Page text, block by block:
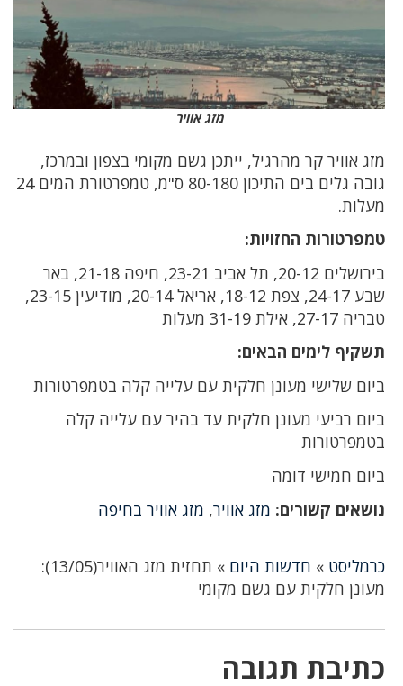
מזג אוויר
מזג אוויר קר מהרגיל, ייתכן גשם מקומי בצפון ובמרכז,
גובה גלים בים התיכון 80-180 ס"מ, טמפרטורת המים 24
מעלות.
טמפרטורות החזויות:
בירושלים 20-12, תל אביב 23-21, חיפה 21-18, באר
שבע 24-17, צפת 18-12, אריאל 20-14, מודיעין 23-15,
טבריה 27-17, אילת 31-19 מעלות
תשקיף לימים הבאים:
ביום שלישי מעונן חלקית עם עלייה קלה בטמפרטורות
ביום רביעי מעונן חלקית עד בהיר עם עלייה קלה
בטמפרטורות
ביום חמישי דומה
נושאים קשורים: מזג אוויר, מזג אוויר בחיפה
כרמליסט » חדשות היום »
תחזית מזג האוויר(13/05):
מעונן חלקית עם גשם מקומי
כתיבת תגובה